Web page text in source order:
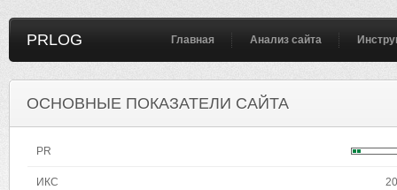
PRLOG Главная Анализ сайта
ОСНОВНЫЕ ПОКАЗАТЕЛИ САЙТА
PR
ИКС 20